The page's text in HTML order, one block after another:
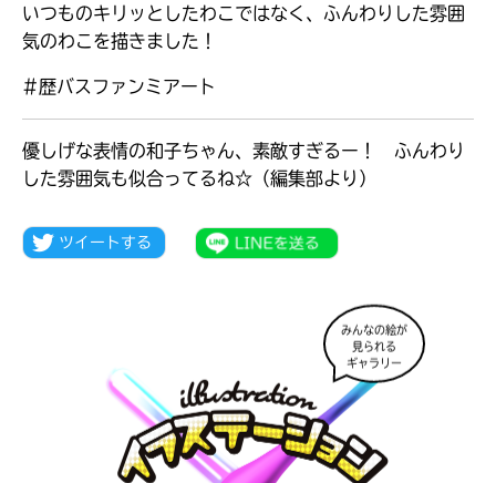
大人気
シリーズに
出会える
いつものキリッとしたわこではなく、ふんわりした雰囲
気のわこを描きました！
#歴バスファンミアート
優しげな表情の和子ちゃん、素敵すぎるー！ ふんわり
した雰囲気も似合ってるね☆（編集部より）
みんなの絵が
見られる
ギャラリー